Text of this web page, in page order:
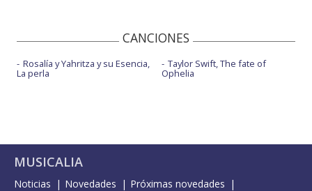
CANCIONES
Rosalía y Yahritza y su Esencia,
La perla
Taylor Swift, The fate of
Ophelia
MUSICALIA
Noticias Novedades
Próximas novedades